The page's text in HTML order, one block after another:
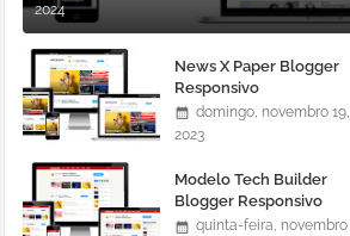
2024
News X Paper Blogger
Responsivo
domingo, novembro 19,
2023
Modelo Tech Builder
Blogger Responsivo
quinta-feira, novembro